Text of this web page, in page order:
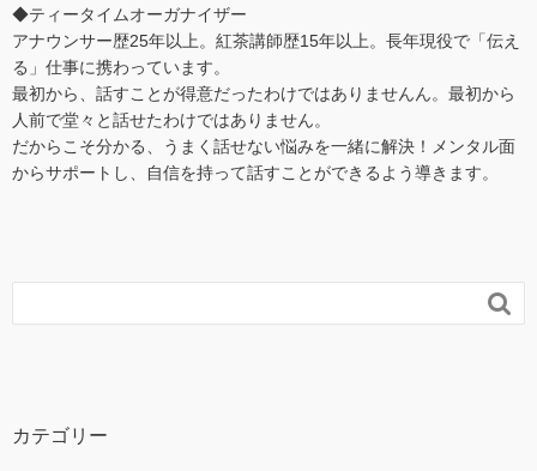
◆ティータイムオーガナイザー
アナウンサー歴25年以上。紅茶講師歴15年以上。長年現役で「伝え
る」仕事に携わっています。
最初から、話すことが得意だったわけではありませんん。最初から
人前で堂々と話せたわけではありません。
だからこそ分かる、うまく話せない悩みを一緒に解決！メンタル面
からサポートし、自信を持って話すことができるよう導きます。

カテゴリー